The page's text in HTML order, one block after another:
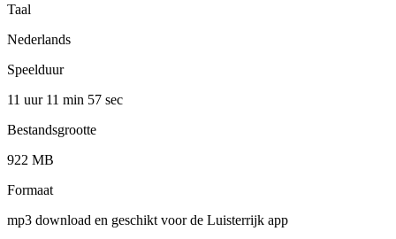
Taal
Nederlands
Speelduur
11 uur 11 min 57 sec
Bestandsgrootte
922 MB
Formaat
mp3 download en geschikt voor de Luisterrijk app